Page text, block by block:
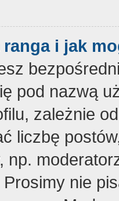
i jak
pod nazwą
zależnie
liczbę
np.
nie